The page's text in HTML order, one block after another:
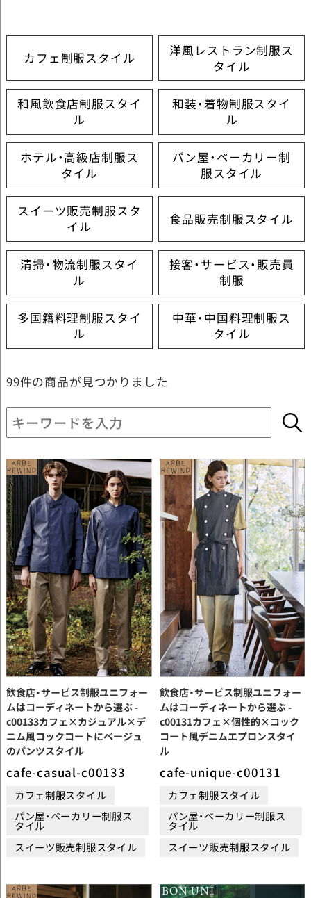
カフェ制服スタイル
洋風レストラン制服ス
タイル
和風飲食店制服スタイ
ル
和装・着物制服スタイ
ル
ホテル・高級店制服ス
タイル
パン屋・ベーカリー制
服スタイル
スイーツ販売制服スタ
イル
食品販売制服スタイル
清掃・物流制服スタイ
ル
接客・サービス・販売員
制服
多国籍料理制服スタイ
ル
中華・中国料理制服ス
タイル
99件の商品が見つかりました
飲食店・サービス制服ユニフォー
ムはコーディネートから選ぶ -
c00133カフェ×カジュアル×デ
ニム風コックコートにベージュ
のパンツスタイル
cafe-casual-c00133
カフェ制服スタイル
パン屋・ベーカリー制服ス
タイル
スイーツ販売制服スタイル
飲食店・サービス制服ユニフォー
ムはコーディネートから選ぶ -
c00131カフェ×個性的×コック
コート風デニムエプロンスタイ
ル
cafe-unique-c00131
カフェ制服スタイル
パン屋・ベーカリー制服ス
タイル
スイーツ販売制服スタイル